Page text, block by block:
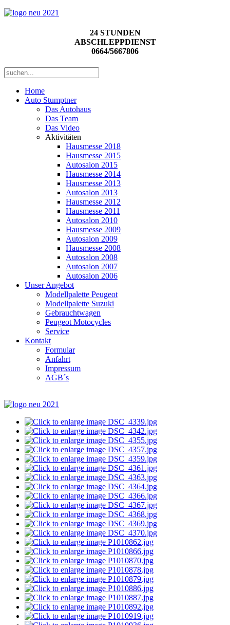
24 STUNDEN
ABSCHLEPPDIENST
0664/5667806
Home
Auto Stumptner
Das Autohaus
Das Team
Das Video
Aktivitäten
Hausmesse 2018
Hausmesse 2015
Autosalon 2015
Hausmesse 2014
Hausmesse 2013
Autosalon 2013
Hausmesse 2012
Hausmesse 2011
Autosalon 2010
Hausmesse 2009
Autosalon 2009
Hausmesse 2008
Autosalon 2008
Autosalon 2007
Autosalon 2006
Unser Angebot
Modellpalette Peugeot
Modellpalette Suzuki
Gebrauchtwagen
Peugeot Motocycles
Service
Kontakt
Formular
Anfahrt
Impressum
AGB´s